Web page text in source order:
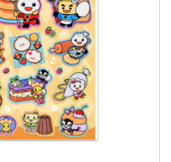
招募中~
看『海外購物流程說明』